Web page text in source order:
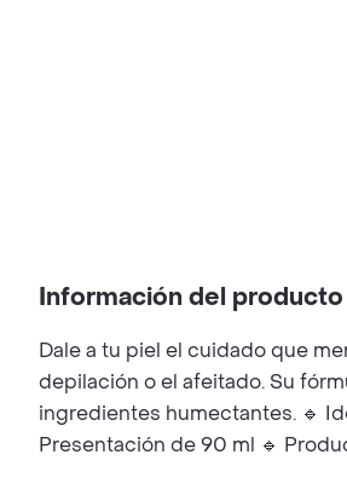
Información del producto
Dale a tu piel el cuidado que
depilación o el afeitado. Su
ingredientes humectantes. 🔹
Presentación de 90 ml 🔹